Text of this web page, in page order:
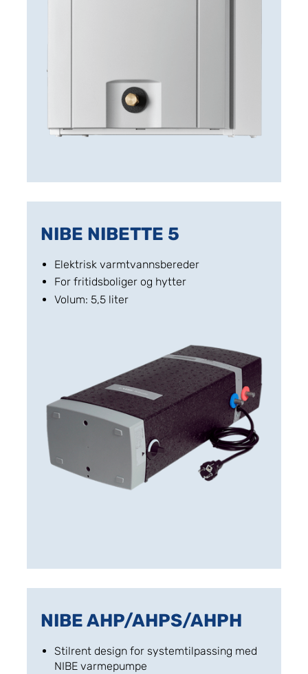
NIBE NIBETTE 5
Elektrisk varmtvannsbereder
For fritidsboliger og hytter
Volum: 5,5 liter
NIBE AHP/AHPS/AHPH
Stilrent design for systemtilpassing med
NIBE varmepumpe